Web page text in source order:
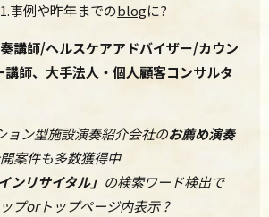
事例や昨年までのblogに?
講師/ヘルスケアアドバイザー/カウン
講師、大手法人・個人顧客コンサルタ
ョン型施設演奏紹介会社のお薦め演奏
案件も多数獲得中
ンリサイタル」 の検索ワード検出で
プorトップページ内表示 ?